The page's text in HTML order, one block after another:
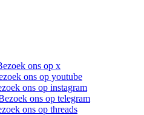
ons op x
ons op youtube
ons op instagram
ons op telegram
ons op threads